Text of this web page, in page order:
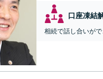
口座凍結
相続で話し合いが